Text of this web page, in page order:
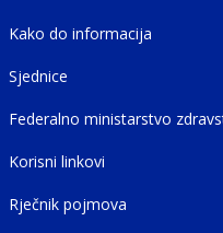
Kako do informacija
Sjednice
Federalno ministarstvo
Korisni linkovi
Rječnik pojmova